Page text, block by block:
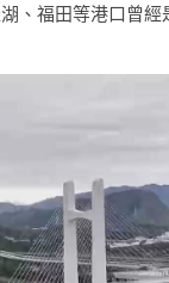
、福田等港口曾經